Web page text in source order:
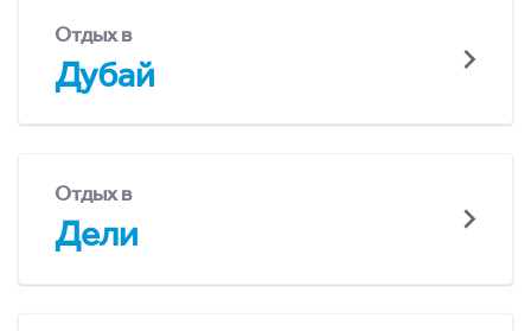
Отдых в
Дубай
Отдых в
Дели